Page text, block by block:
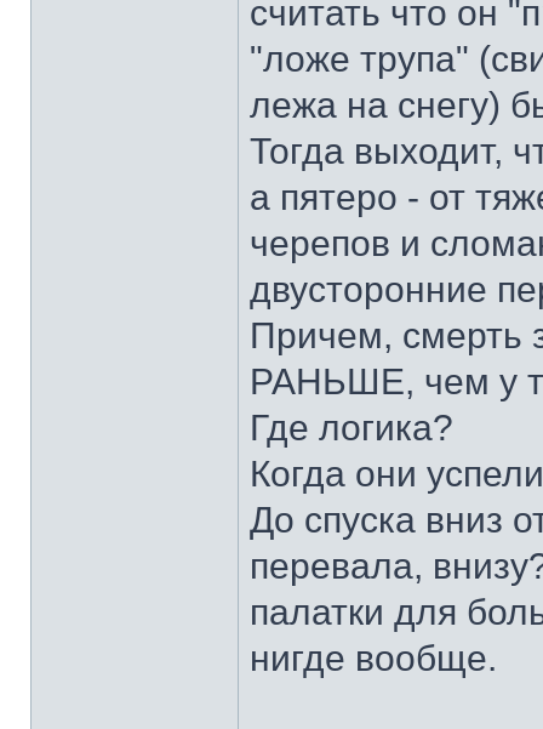
считать что он
"ложе трупа"
лежа на снегу)
Тогда выходит,
а пятеро - от
черепов и
двусторонние
Причем, смерть
РАНЬШЕ, чем у
Где логика?
Когда они
До спуска вниз
перевала,
палатки для
нигде вообще.